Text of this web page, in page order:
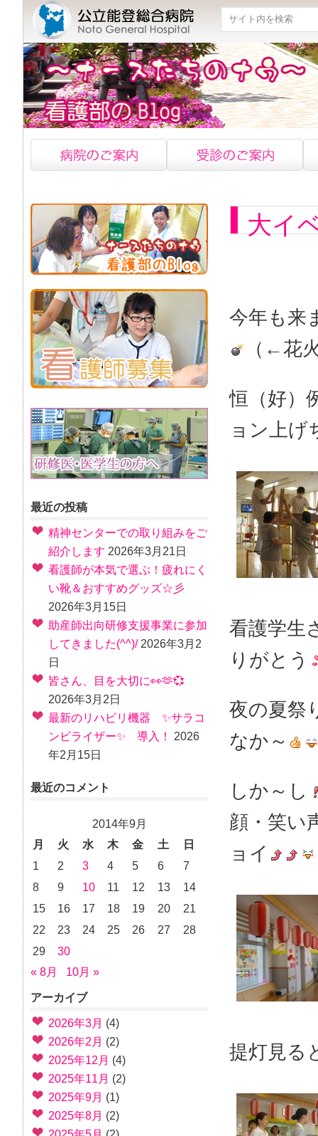
検索
大イ
今年も
（←花
恒（好）
ョン上げ
看護学生
りがとう
夜の夏祭
なか～
しか～し
顔・笑い
ョイ
提灯見る
最近の投稿
精神センターでの取り組みをご
紹介します 2026年3月21日
看護師が本気で選ぶ！疲れにく
い靴＆おすすめグッズ☆彡
2026年3月15日
助産師出向研修支援事業に参加
してきました(^^)/ 2026年3月2
日
皆さん、目を大切に👀🫶💞
2026年3月2日
最新のリハビリ機器 ✨サラコ
ンビライザー✨ 導入！
2026
年2月15日
最近のコメント
2014年9月
月
火 水 木 金 土
日
1
2 3 4 5 6
7
8
9 10 11 12 13
14
15
16 17 18 19 20
21
22
23 24 25 26 27
28
29
30
« 8月
10月 »
アーカイブ
2026年3月 (4)
2026年2月 (2)
2025年12月 (4)
2025年11月 (2)
2025年9月 (1)
2025年8月 (2)